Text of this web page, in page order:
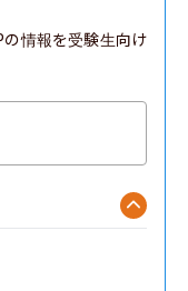
情報を受験生向け